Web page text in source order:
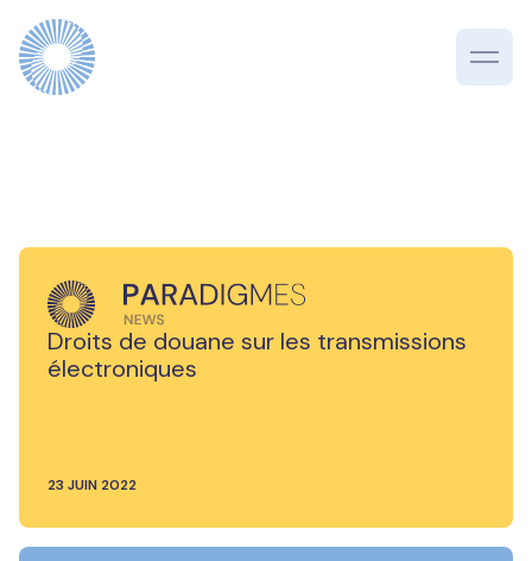
Droits de douane sur les transmissions
électroniques
23 JUIN 2022